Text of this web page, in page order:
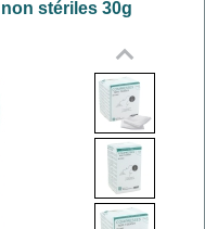
stériles 30g